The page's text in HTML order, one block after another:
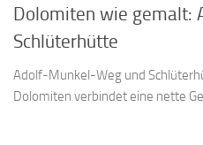
Dolomiten wie gemalt:
Schlüterhütte
Adolf-Munkel-Weg und
Dolomiten verbindet eine nette